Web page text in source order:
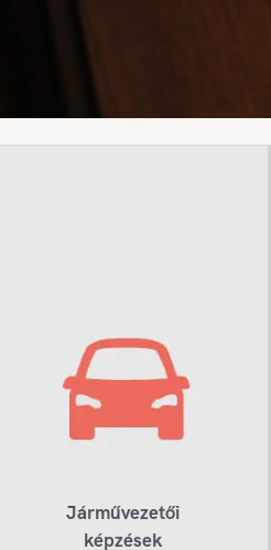
Járművezetői
képzések